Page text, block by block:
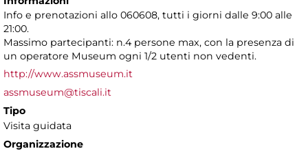
Info e prenotazioni allo 060608, tutti i giorni dalle 9:00 alle
21:00.
Massimo partecipanti: n.4 persone max, con la presenza di
un operatore Museum ogni 1/2 utenti non vedenti.
http://www.assmuseum.it
assmuseum@tiscali.it
Tipo
Visita guidata
Organizzazione